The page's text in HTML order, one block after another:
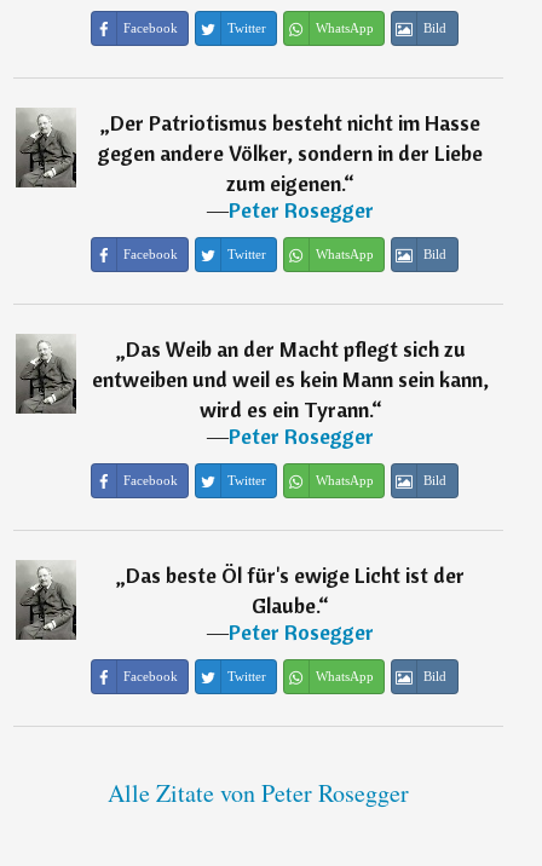
Facebook Twitter WhatsApp Bild
„Der Patriotismus besteht nicht im Hasse
gegen andere Völker, sondern in der Liebe
zum eigenen.“
―Peter Rosegger
Facebook Twitter WhatsApp Bild
„Das Weib an der Macht pflegt sich zu
entweiben und weil es kein Mann sein kann,
wird es ein Tyrann.“
―Peter Rosegger
Facebook Twitter WhatsApp Bild
„Das beste Öl für's ewige Licht ist der
Glaube.“
―Peter Rosegger
Facebook Twitter WhatsApp Bild
Alle Zitate von Peter Rosegger